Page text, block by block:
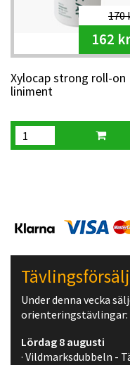
170
162 kr
Xylocap strong roll-on
liniment
Under denna vecka
orienteringstävlingar:
Lördag 8 augusti
· Vildmarksdubbeln -